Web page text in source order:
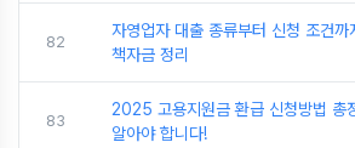
82
자영업자 대출 종류부터 신청 조건
책자금 정리
83
2025 고용지원금 환급 신청방법 총
알아야 합니다!